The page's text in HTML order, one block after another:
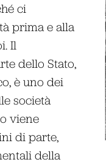
ci
prima e alla
Il
dello Stato,
è uno dei
società
viene
di parte,
della